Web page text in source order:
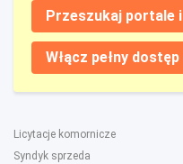
Przeszukaj portale
Włącz pełny
Licytacje komornicze
Syndyk sprzeda